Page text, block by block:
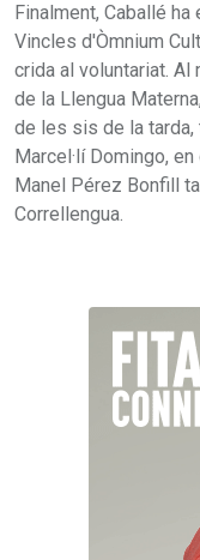
Finalment, Caballé
Vincles d'Òmnium
crida al voluntariat. Al
de la Llengua
de les sis de la
Marcel·lí Domingo,
Manel Pérez Bonfill
Correllengua.